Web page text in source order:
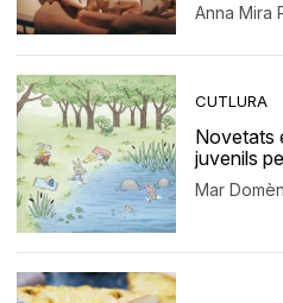
Anna Mira
CUTLURA
Novetats
juvenils
Mar